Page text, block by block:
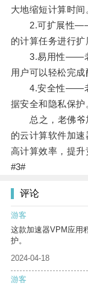
大地缩短计算时间
2.可扩展性——
的计算任务进行扩
3.易用性——老
用户可以轻松完成
4.安全性——老
据安全和隐私保护
总之，老佛爷
的云计算软件加
高计算效率，提升
#3#
评论
游客
这款加速器VPM应用
护。
2024-04-18
游客